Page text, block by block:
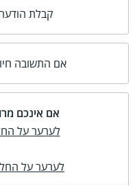
קבלת
אם התשובה
אם אינכם
לערער על
לערער על